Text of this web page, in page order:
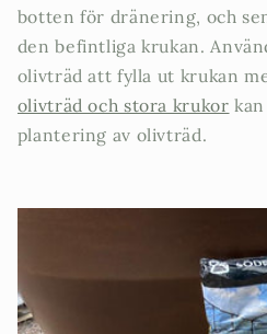
botten för dränering, och
den befintliga krukan.
olivträd att fylla ut krukan
olivträd och stora krukor
plantering av olivträd.
I augusti får du 20%
priser (edan avdragna -
frakt över 5